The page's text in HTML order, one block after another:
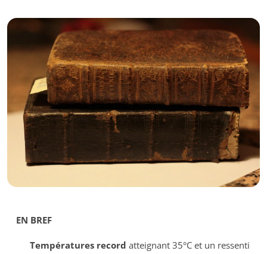
EN BREF
Températures record atteignant 35°C et un ressenti